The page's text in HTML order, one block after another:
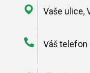
Vaše ulice,
Váš telefon